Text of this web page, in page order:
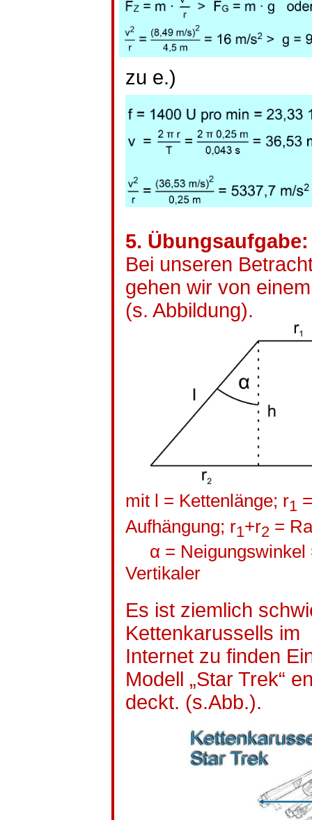
zu e.)
5.
Bei unseren
gehen wir von
(s. Abbildung).
mit l = Kettenlänge; r1
Aufhängung; r1+r2 =
α =
Vertikaler
Es ist ziemlich
Kettenkarussells im
Internet zu finden
Modell „Star Trek“
deckt. (s.Abb.).